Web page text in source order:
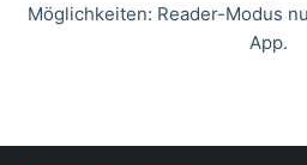
Möglichkeiten: Reader-Modus
App.